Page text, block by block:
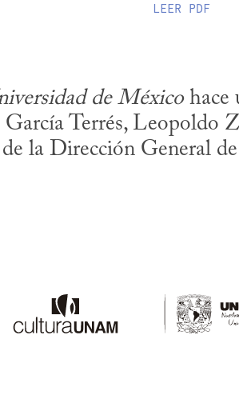
LEER PDF
de México hace
Terrés, Leopoldo
de la Dirección General